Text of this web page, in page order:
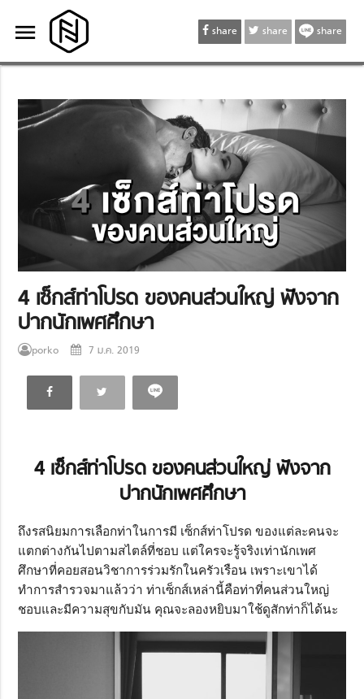
menu
menu share share share
4 เซ็กส์ท่าโปรด ของคนส่วนใหญ่ ฟังจาก
ปากนักเพศศึกษา
porko 7 ม.ค. 2019
4 เซ็กส์ท่าโปรด ของคนส่วนใหญ่ ฟังจาก
ปากนักเพศศึกษา
ถึงรสนิยมการเลือกท่าในการมี เซ็กส์ท่าโปรด ของแต่ละคนจะ
แตกต่างกันไปตามสไตล์ที่ชอบ แต่ใครจะรู้จริงเท่านักเพศ
ศึกษาที่คอยสอนวิชาการร่วมรักในครัวเรือน เพราะเขาได้
ทำการสำรวจมาแล้วว่า ท่าเซ็กส์เหล่านี้คือท่าที่คนส่วนใหญ่
ชอบและมีความสุขกับมัน คุณจะลองหยิบมาใช้ดูสักท่าก็ได้นะ